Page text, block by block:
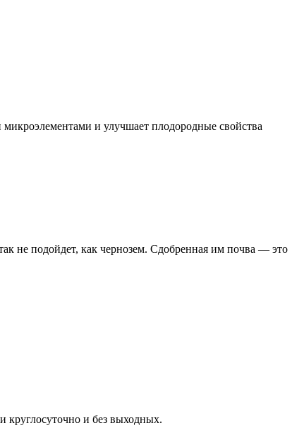
и улучшает плодородные свойства
не подойдет, как чернозем. Сдобренная им почва — это
круглосуточно и без выходных.